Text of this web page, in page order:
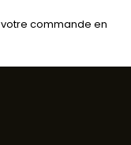
commande en